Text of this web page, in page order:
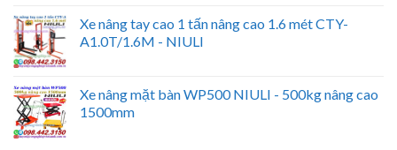
Xe nâng tay cao 1 tấn nâng cao 1.6 mét CTY-
A1.0T/1.6M - NIULI
Xe nâng mặt bàn WP500 NIULI - 500kg nâng cao
1500mm